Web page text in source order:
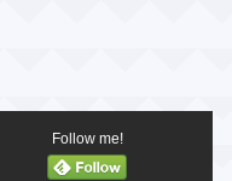
Follow me!